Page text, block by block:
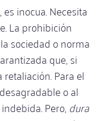
inocua. Necesita
La prohibición
sociedad o norma
que, si
Para el
o al
Pero,dura